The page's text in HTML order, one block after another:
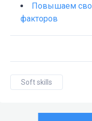
Повышаем
факторов
Soft skills